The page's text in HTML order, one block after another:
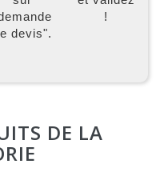
devis".
!
DE LA